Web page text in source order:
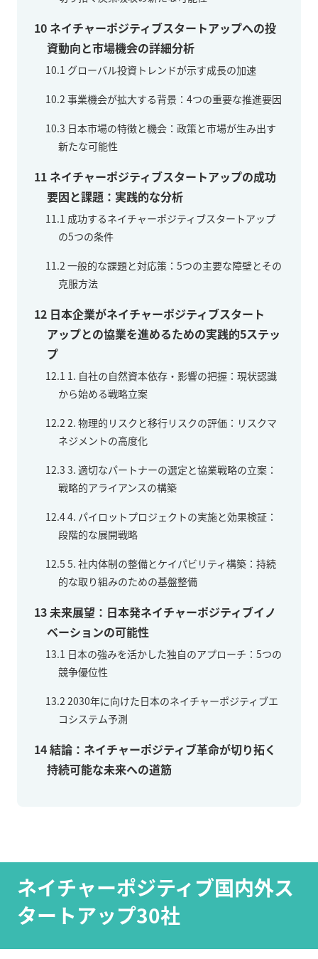
10 ネイチャーポジティブスタートアップへの投
資動向と市場機会の詳細分析
10.1 グローバル投資トレンドが示す成長の加速
10.2 事業機会が拡大する背景：4つの重要な推進要因
10.3 日本市場の特徴と機会：政策と市場が生み出す
新たな可能性
11 ネイチャーポジティブスタートアップの成功
要因と課題：実践的な分析
11.1 成功するネイチャーポジティブスタートアップ
の5つの条件
11.2 一般的な課題と対応策：5つの主要な障壁とその
克服方法
12 日本企業がネイチャーポジティブスタート
アップとの協業を進めるための実践的5ステッ
プ
12.1 1. 自社の自然資本依存・影響の把握：現状認識
から始める戦略立案
12.2 2. 物理的リスクと移行リスクの評価：リスクマ
ネジメントの高度化
12.3 3. 適切なパートナーの選定と協業戦略の立案：
戦略的アライアンスの構築
12.44. パイロットプロジェクトの実施と効果検証：
段階的な展開戦略
12.5 5. 社内体制の整備とケイパビリティ構築：持続
的な取り組みのための基盤整備
13未来展望：日本発ネイチャーポジティブイノ
ベーションの可能性
13.1 日本の強みを活かした独自のアプローチ：5つの
競争優位性
13.2 2030年に向けた日本のネイチャーポジティブエ
コシステム予測
14結論：ネイチャーポジティブ革命が切り拓く
持続可能な未来への道筋
ネイチャーポジティブ国内外ス
タートアップ30社